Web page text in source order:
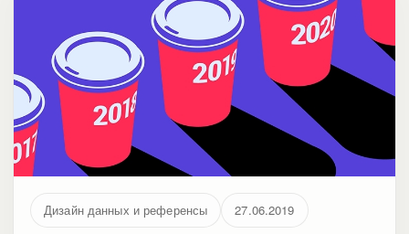
помощью опроса выяснили: когда выступающие
пропускают организационные слайды, то это
снижает доверие и внимание. Фокус статьи на
публичной коммуникации: как выстроить
выступление, удержать внимание и привести к
действию.
Дизайн данных и референсы 27.06.2019